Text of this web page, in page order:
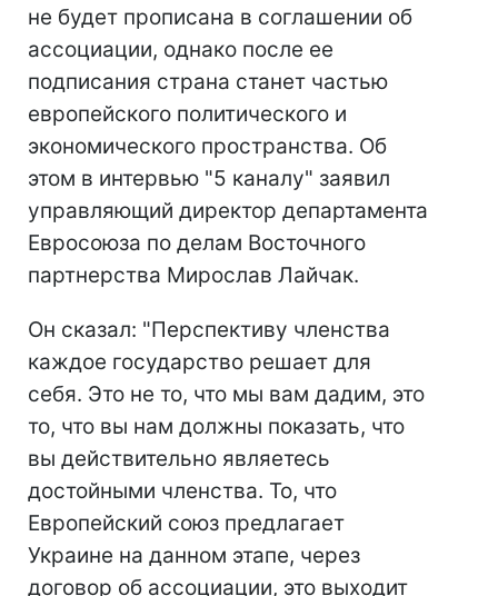
не будет прописана в соглашении об
ассоциации, однако после ее
подписания страна станет частью
европейского политического и
экономического пространства. Об
этом в интервью "5 каналу" заявил
управляющий директор департамента
Евросоюза по делам Восточного
партнерства Мирослав Лайчак.
Он сказал: "Перспективу членства
каждое государство решает для
себя. Это не то, что мы вам дадим, это
то, что вы нам должны показать, что
вы действительно являетесь
достойными членства. То, что
Европейский союз предлагает
Украине на данном этапе, через
договор об ассоциации, это выходит